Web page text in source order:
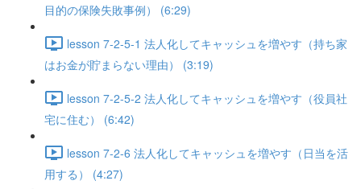
目的の保険失敗事例） (6:29)
lesson 7-2-5-1 法人化してキャッシュを増やす（持ち家
はお金が貯まらない理由） (3:19)
lesson 7-2-5-2 法人化してキャッシュを増やす（役員社
宅に住む） (6:42)
lesson 7-2-6 法人化してキャッシュを増やす（日当を活
用する） (4:27)